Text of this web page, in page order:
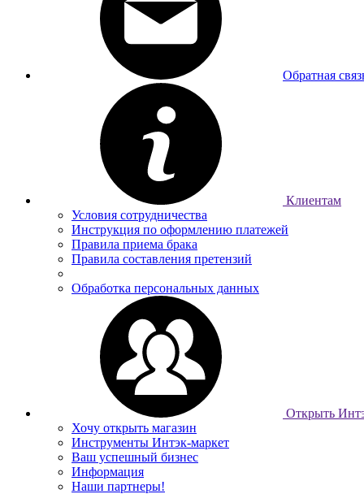
Обратная
Клиентам
Условия сотрудничества
Инструкция по оформлению платежей
Правила приема брака
Правила составления претензий
Обработка персональных данных
Открыть
Хочу открыть магазин
Инструменты Интэк-маркет
Ваш успешный бизнес
Информация
Наши партнеры!